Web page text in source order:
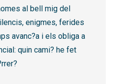
al bell mig del
enigmes, ferides
avanc?a i els obliga a
quin cami? he fet